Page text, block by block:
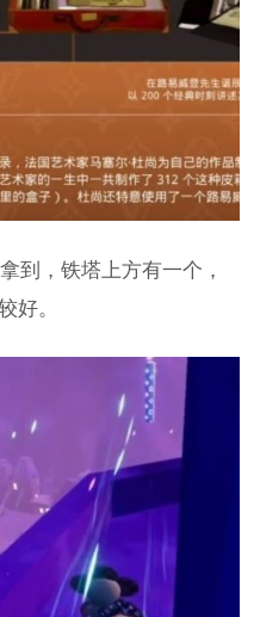
到，铁塔上方有一个，
好。